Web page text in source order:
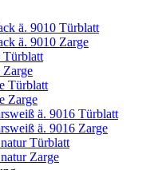
ä. 9010 Türblatt
ä. 9010 Zarge
Türblatt
Türblatt
Zarge
ä. 9016 Türblatt
ä. 9016 Zarge
Türblatt
Zarge